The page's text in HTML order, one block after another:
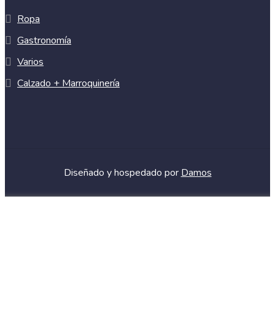
Ropa
Gastronomía
Varios
Calzado + Marroquinería
Diseñado y hospedado por Damos